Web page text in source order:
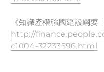
《知識產權強國建設綱
http://
c1004-32233696.html